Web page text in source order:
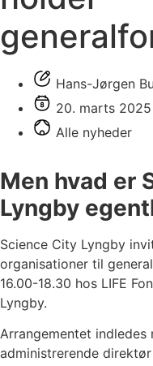
Hans-Jørgen
20. marts 2025
Alle nyheder
Men hvad er
Lyngby
Science City Lyngby
organisationer til
16.00-18.30 hos LIFE
Lyngby.
Arrangementet
administrerende